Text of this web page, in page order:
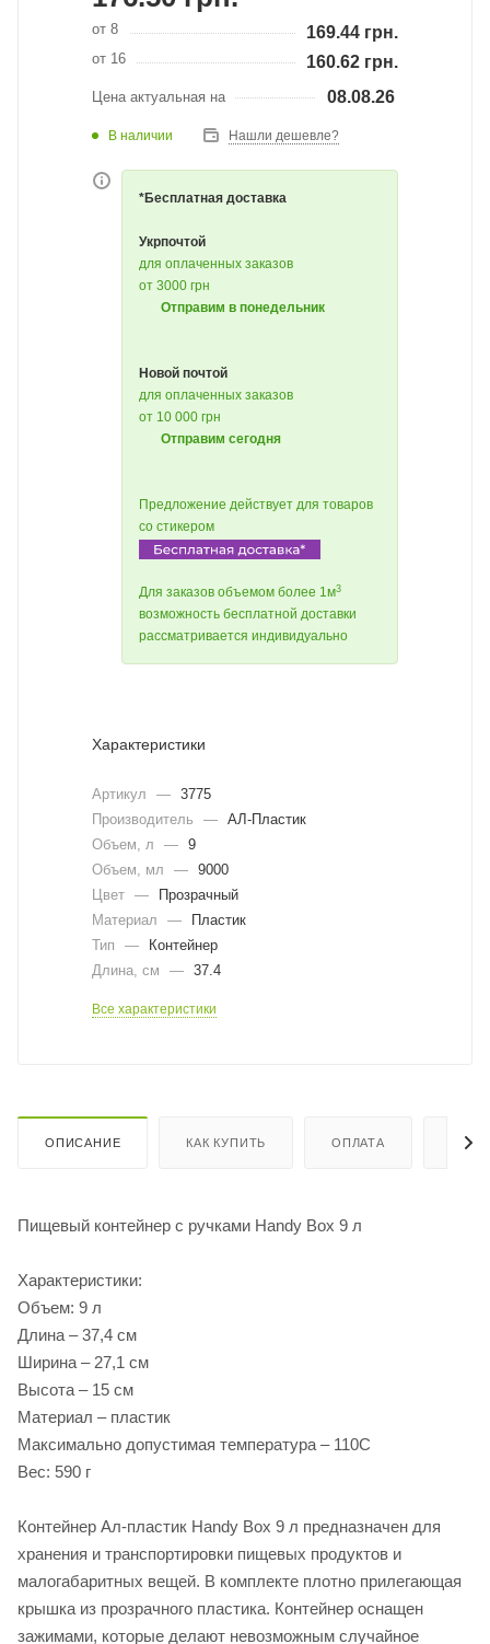
от 8 169.44 грн.
от 16 160.62 грн.
Цена актуальная на 08.08.26
В наличии Нашли дешевле?
*Бесплатная доставка
Укрпочтой
для оплаченных заказов
от 3000 грн
Отправим в понедельник
Новой почтой
для оплаченных заказов
от 10 000 грн
Отправим сегодня
Предложение действует для товаров
со стикером
Для заказов объемом более 1м3
возможность бесплатной доставки
рассматривается индивидуально
Характеристики
Артикул — 3775
Производитель
— АЛ-Пластик
Объем, л
— 9
Объем, мл
— 9000
Цвет —
Прозрачный
Материал
—
Пластик
Тип
—
Контейнер
Длина, cм
— 37.4
Все характеристики
ОПИСАНИЕ КАК КУПИТЬ ОПЛАТА
Пищевый контейнер с ручками Handy Box 9 л
Характеристики:
Объем: 9 л
Длина – 37,4 см
Ширина – 27,1 см
Высота – 15 см
Материал – пластик
Максимально допустимая температура – 110С
Вес: 590 г
Контейнер Ал-пластик Handy Box 9 л предназначен для
хранения и транспортировки пищевых продуктов и
малогабаритных вещей. В комплекте плотно прилегающая
крышка из прозрачного пластика. Контейнер оснащен
зажимами, которые делают невозможным случайное